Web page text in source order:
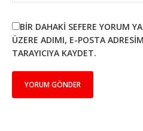
BIR DAHAKI SEFERE YORUM
ÜZERE ADIMI, E-POSTA
TARAYICIYA KAYDET.